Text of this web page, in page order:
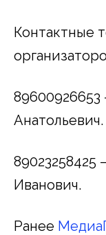
Контактные
89600926653
Анатольевич.
89023258425
Иванович.
Ранее